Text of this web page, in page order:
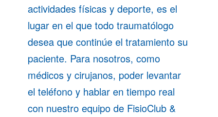
actividades físicas y deporte, es el
lugar en el que todo traumatólogo
desea que continúe el tratamiento su
paciente. Para nosotros, como
médicos y cirujanos, poder levantar
el teléfono y hablar en tiempo real
con nuestro equipo de FisioClub &